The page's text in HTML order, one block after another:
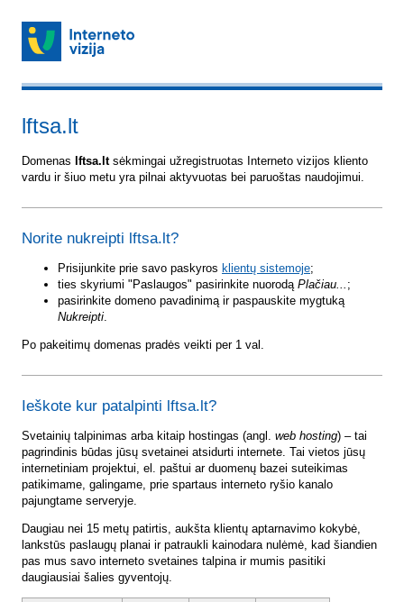
lftsa.lt
Domenas lftsa.ltsėkmingai užregistruotas Interneto vizijos kliento
vardu ir šiuo metu yra pilnai aktyvuotas bei paruoštas naudojimui.
Norite nukreipti lftsa.lt?
Prisijunkite prie savo paskyros klientų sistemoje;
ties skyriumi "Paslaugos" pasirinkite nuorodą Plačiau... ;
pasirinkite domeno pavadinimą ir paspauskite mygtuką
Nukreipti.
Po pakeitimų domenas pradės veikti per 1 val.
Ieškote kur patalpinti lftsa.lt?
Svetainių talpinimas arba kitaip hostingas (angl. web hosting) – tai
pagrindinis būdas jūsų svetainei atsidurti internete. Tai vietos jūsų
internetiniam projektui, el. paštui ar duomenų bazei suteikimas
patikimame, galingame, prie spartaus interneto ryšio kanalo
pajungtame serveryje.
Daugiau nei 15 metų patirtis, aukšta klientų aptarnavimo kokybė,
lankstūs paslaugų planai ir patraukli kainodara nulėmė, kad šiandien
pas mus savo interneto svetaines talpina ir mumis pasitiki
daugiausiai šalies gyventojų.